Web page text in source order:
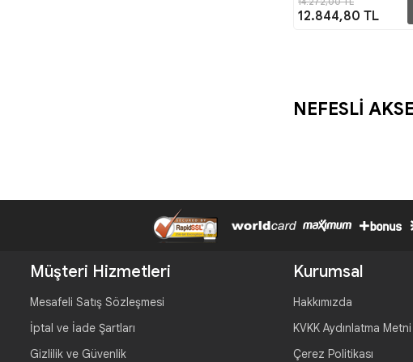
12.844,80 TL
NEFESLİ
Müşteri Hizmetleri
Mesafeli Satış Sözleşmesi
İptal ve İade Şartları
Gizlilik ve Güvenlik
Kurumsal
Hakkımızda
KVKK Aydınlatma Metni
Çerez Politikası